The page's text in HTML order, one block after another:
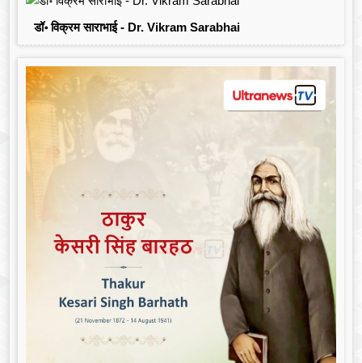
डॉ॰ विक्रम साराभाई - Dr. Vikram Sarabhai